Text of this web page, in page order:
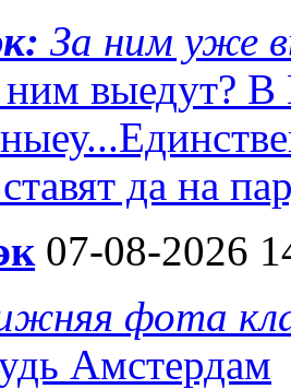
За ним уже
ним выедут? В
да на
07-08-2026
фота
Амстердам